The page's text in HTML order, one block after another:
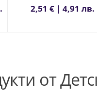
2,51 € | 4,91 лв.
от